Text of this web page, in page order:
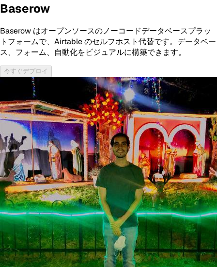
Baserow
Baserow はオープンソースのノーコードデータベースプラッ
トフォームで、Airtable のセルフホスト代替です。データベー
ス、フォーム、自動化をビジュアルに構築できます。
今すぐデプロイ